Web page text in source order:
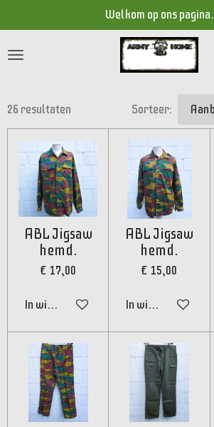
direct
naar
Welkom op ons pagina.
26 resultaten Sorteer:
ABL Jigsaw
hemd.
€ 17,00
In winkelwagen
ABL Jigsaw
hemd.
€ 15,00
In winkelwagen